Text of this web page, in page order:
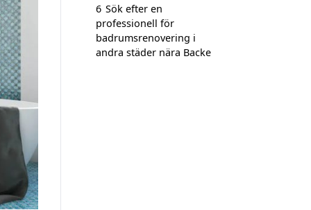
6 Sök efter en
professionell för
badrumsrenovering i
andra städer nära Backe